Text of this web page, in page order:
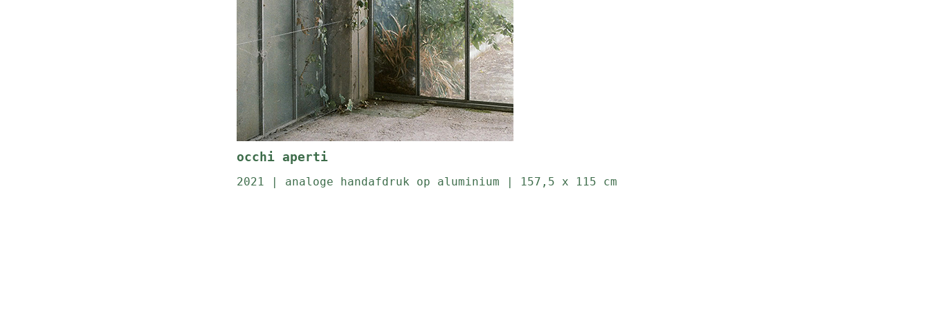
occhi aperti
2021 | analoge handafdruk op aluminium | 157,5 x 115 cm